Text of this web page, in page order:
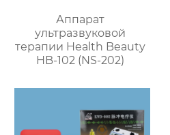
Аппарат
ультразвуковой
терапии Health Beauty
HB-102 (NS-202)